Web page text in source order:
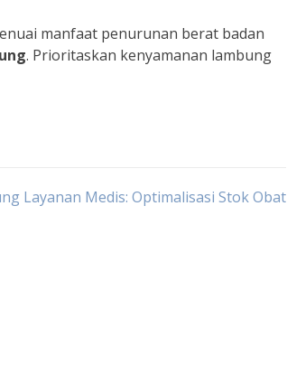
manfaat penurunan berat badan
. Prioritaskan kenyamanan lambung
Layanan Medis: Optimalisasi Stok Obat